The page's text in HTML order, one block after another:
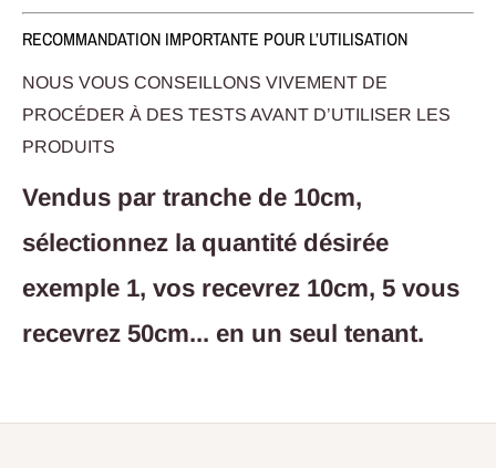
RECOMMANDATION IMPORTANTE POUR L’UTILISATION
NOUS VOUS CONSEILLONS VIVEMENT DE
PROCÉDER À DES TESTS AVANT D’UTILISER LES
PRODUITS
Vendus par tranche de 10cm,
sélectionnez la quantité désirée
exemple 1, vos recevrez 10cm, 5 vous
recevrez 50cm... en un seul tenant.